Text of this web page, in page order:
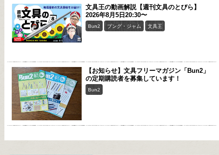
文具王の動画解説【週刊文具のとびら】
2026年8月5日20:30〜
Bun2 ブング・ジャム 文具王
【お知らせ】文具フリーマガジン「Bun2」
の定期購読者を募集しています！
Bun2